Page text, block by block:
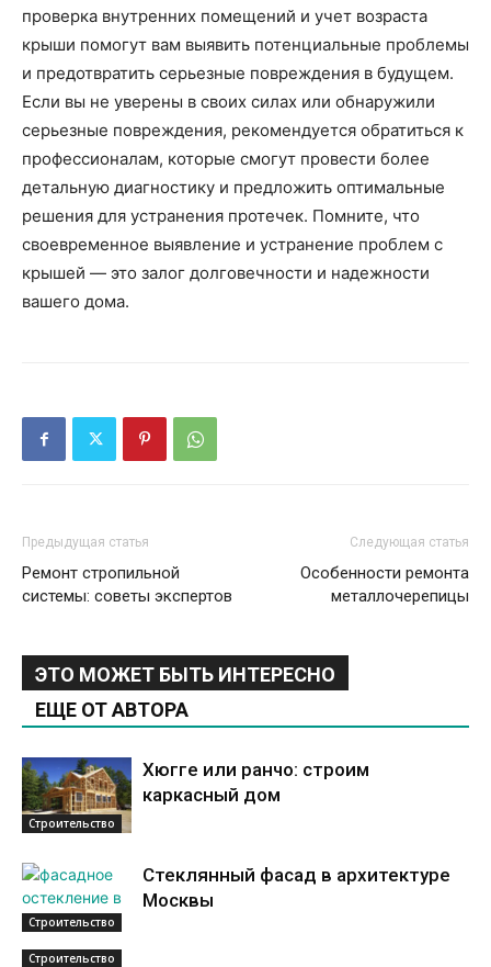
проверка внутренних помещений и учет возраста
крыши помогут вам выявить потенциальные проблемы
и предотвратить серьезные повреждения в будущем.
Если вы не уверены в своих силах или обнаружили
серьезные повреждения, рекомендуется обратиться к
профессионалам, которые смогут провести более
детальную диагностику и предложить оптимальные
решения для устранения протечек. Помните, что
своевременное выявление и устранение проблем с
крышей — это залог долговечности и надежности
вашего дома.
Предыдущая статья
Ремонт стропильной
системы: советы экспертов
Следующая статья
Особенности ремонта
металлочерепицы
ЭТО МОЖЕТ БЫТЬ ИНТЕРЕСНО
ЕЩЕ ОТ АВТОРА
Строительство
Хюгге или ранчо: строим
каркасный дом
Строительство
Стеклянный фасад в архитектуре
Москвы
Строительство